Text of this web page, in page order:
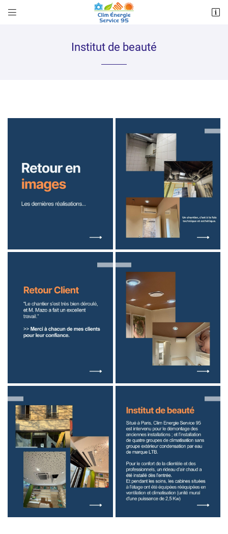

ACCUEIL

Recopier le code ci-contre
Rafraîchir le captcha
l'adresse email indiqué ci-dessus. Vous pouvez vous désinscrire à tout moment en
utilisant le formulaire de désinscription
Inscription
Institut de beauté